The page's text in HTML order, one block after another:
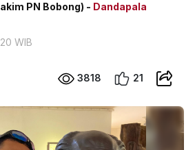
PN Bobong) - Dandapala
WIB
3818 21